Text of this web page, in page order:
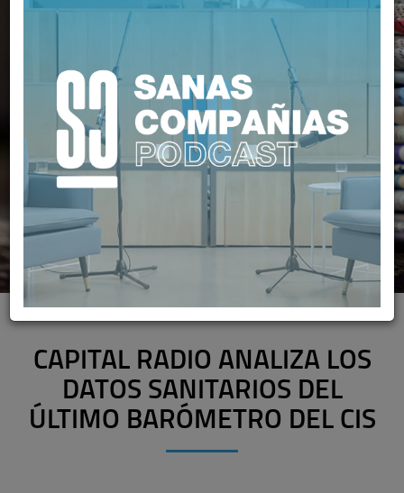
IDIS EN LOSMEDIOS
CAPITAL RADIO ANALIZA LOS
DATOS SANITARIOS DEL
ÚLTIMO BARÓMETRO DEL CIS